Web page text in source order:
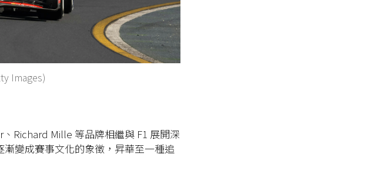
Images)
Richard Mille 等品牌相繼與 F1 展開深
變成賽事文化的象徵，昇華至一種追